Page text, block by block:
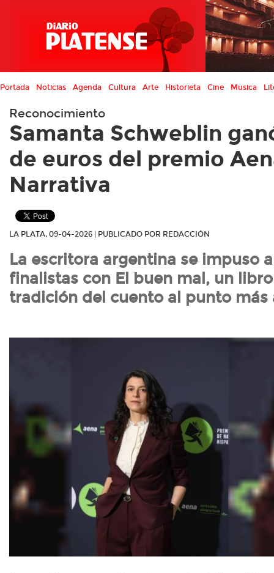
Portada Noticias Agenda Cultura Arte Historieta Cine Musica
Reconocimiento
Samanta Schweblin
de euros del premio
Narrativa
LA PLATA, 09-04-2026 | PUBLICADO POR REDACCIÓN
La escritora argentina se impuso
finalistas con El buen mal, un
tradición del cuento al punto más